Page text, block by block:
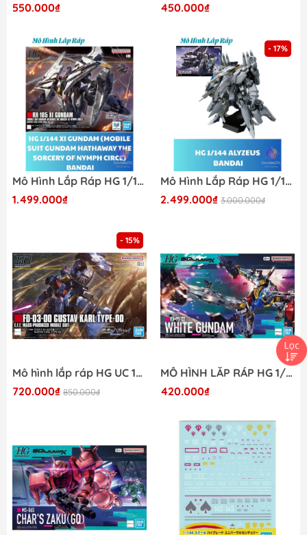
550.000₫
450.000₫
Mô Hình Lắp Ráp HG 1/144 XI GUNDAM (MOBILE SUIT GUNDAM HATHAWAY THE SORCERY OF NYMPH CIRCE) Bandai 4573102725288
1.499.000₫
- 17%
Mô Hình Lắp Ráp HG 1/144 ALYZEUS Bandai 4573102720306
2.499.000₫ 3.000.000₫
- 15%
Mô hình lắp ráp HG UC 1/144 GUSTAV KARL TYPE-00 BANDAI 4573102720191
720.000₫ 850.000₫
MÔ HÌNH LẮP RÁP HG 1/144 WHITE GUNDAM Bandai 4573102691897
420.000₫